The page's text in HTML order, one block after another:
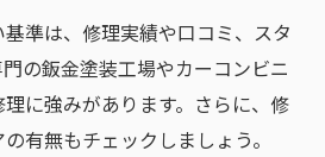
準は、修理実績や口コミ、スタ
の鈑金塗装工場やカーコンビニ
に強みがあります。さらに、修
有無もチェックしましょう。